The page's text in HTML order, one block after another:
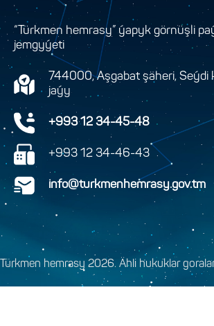
“Türkmen hemrasy” ýapyk görnüşli
jemgyýeti
744000, Aşgabat şäheri, Seýdi
jaýy
+993 12 34-45-48
+993 12 34-46-43
info@turkmenhemrasy.gov.tm
Türkmen hemrasy 2026. Ähli hukuklar